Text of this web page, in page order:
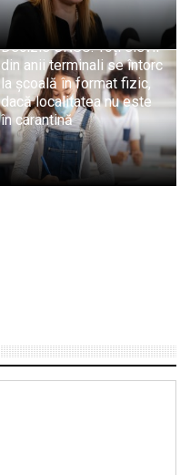
Decizie CNSU: Toți elevii
din anii terminali se întorc
la școală în format fizic,
dacă localitatea nu este
în carantină